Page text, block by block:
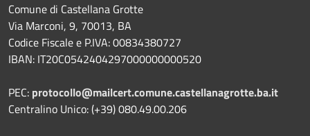
Comune di Castellana Grotte
Via Marconi, 9, 70013, BA
Codice Fiscale e P.IVA: 00834380727
IBAN: IT20C0542404297000000000520
PEC: protocollo@mailcert.comune.castellanagrotte.ba.it
Centralino Unico: (+39) 080.49.00.206